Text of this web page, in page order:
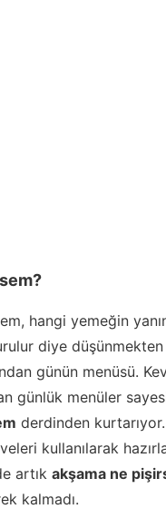
hangi yemeğin
diye
günün menüsü.
günlük menüler
derdinden
kullanılarak
artık akşama ne
kalmadı.